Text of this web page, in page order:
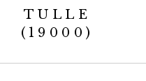
TULLE
(19000)